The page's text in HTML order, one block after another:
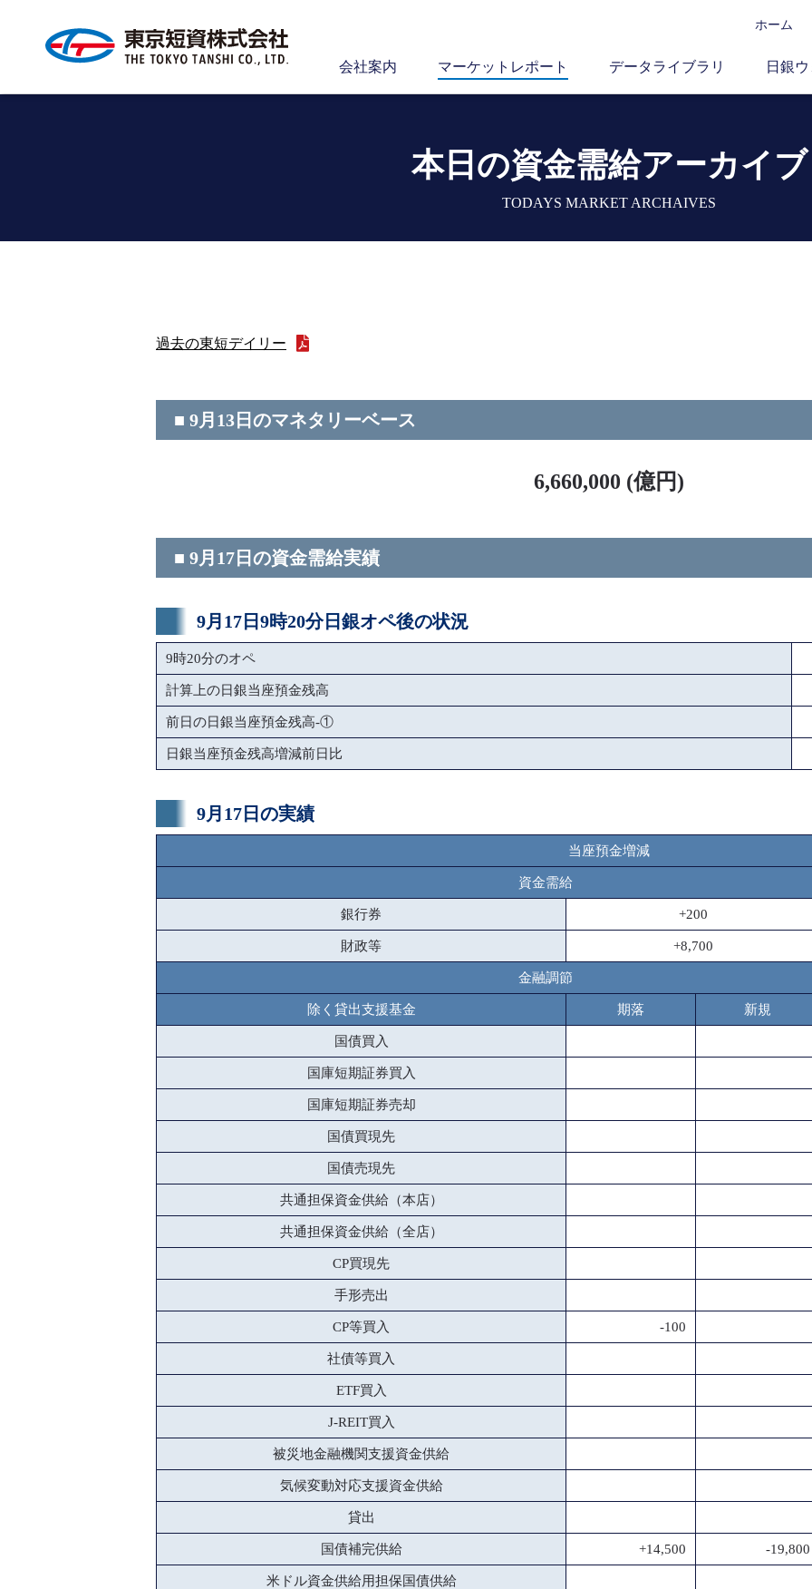
ホーム
会社案内 マーケットレポート データライブラリ 日銀
本日の資金需給アーカイブ
TODAYS MARKET ARCHAIVES
過去の東短デイリー
■ 9月13日のマネタリーベース
6,660,000 (億円)
■ 9月17日の資金需給実績
9月17日9時20分日銀オペ後の状況
9時20分のオペ
計算上の日銀当座預金残高
前日の日銀当座預金残高-①
日銀当座預金残高増減前日比
9月17日の実績
当座預金増減
資金需給
銀行券 +200
財政等 +8,700
金融調節
除く貸出支援基金 期落 新規
国債買入
国庫短期証券買入
国庫短期証券売却
国債買現先
国債売現先
共通担保資金供給（本店）
共通担保資金供給（全店）
CP買現先
手形売出
CP等買入 -100
社債等買入
ETF買入
J-REIT買入
被災地金融機関支援資金供給
気候変動対応支援資金供給
貸出
国債補完供給 +14,500 -19,800
米ドル資金供給用担保国債供給